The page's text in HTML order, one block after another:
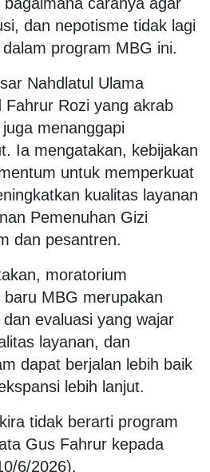
dan nepotisme tidak lagi
program MBG ini.
Nahdlatul Ulama
Fahrur Rozi yang akrab
menanggapi
Ia mengatakan, kebijakan
untuk memperkuat
kualitas layanan
Pemenuhan Gizi
dan pesantren.
moratorium
MBG merupakan
evaluasi yang wajar
layanan, dan
dapat berjalan lebih baik
lebih lanjut.
tidak berarti program
Gus Fahrur kepada
6/2026).